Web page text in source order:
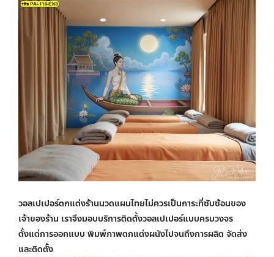
วอลเปเปอร์ตกแต่งร้านนวดแผนไทยไม่ควรเป็นภาระที่ซับซ้อนของ
เจ้าของร้าน เราจึงมอบบริการติดตั้งวอลเปเปอร์แบบครบวงจร
ตั้งแต่การออกแบบ พิมพ์ภาพตกแต่งผนังไปจนถึงการผลิต จัดส่ง
และติดตั้ง